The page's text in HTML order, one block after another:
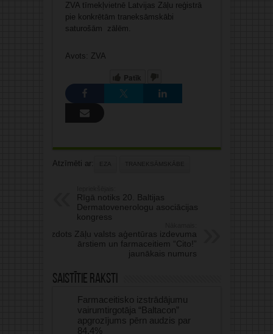
ZVA tīmekļvietnē Latvijas Zāļu reģistrā
pie konkrētām traneksāmskābi
saturošām zālēm.
Avots: ZVA
Patīk
Atzīmēti ar: EZA TRANEKSĀMSKĀBE
Rīgā notiks 20. Baltijas
Dermatovenerologu asociācijas
kongress
Izdots Zāļu valsts aģentūras izdevuma
ārstiem un farmaceitiem “Cito!”
jaunākais numurs
Saistītie raksti
Farmaceitisko izstrādājumu
vairumtirgotāja “Baltacon”
apgrozījums pērn audzis par
84,4%